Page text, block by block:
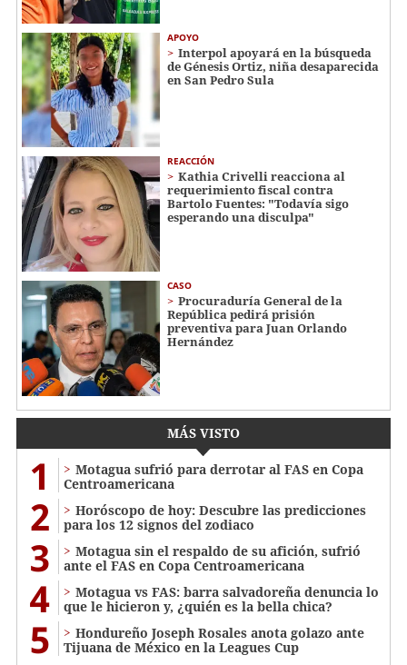
APOYO
Interpol apoyará en la búsqueda
de Génesis Ortiz, niña desaparecida
en San Pedro Sula
REACCIÓN
Kathia Crivelli reacciona al
requerimiento fiscal contra
Bartolo Fuentes: "Todavía sigo
esperando una disculpa"
CASO
Procuraduría General de la
República pedirá prisión
preventiva para Juan Orlando
Hernández
MÁS VISTO
1
Motagua sufrió para derrotar al FAS en Copa
Centroamericana
2
Horóscopo de hoy: Descubre las predicciones
para los 12 signos del zodiaco
3
Motagua sin el respaldo de su afición, sufrió
ante el FAS en Copa Centroamericana
4
Motagua vs FAS: barra salvadoreña denuncia lo
que le hicieron y, ¿quién es la bella chica?
5
Hondureño Joseph Rosales anota golazo ante
Tijuana de México en la Leagues Cup